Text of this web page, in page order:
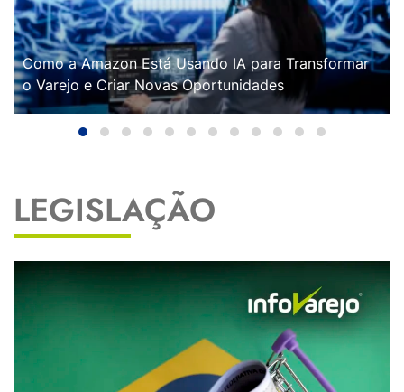
Como a Amazon Está Usando IA para Transformar
o Varejo e Criar Novas Oportunidades
LEGISLAÇÃO